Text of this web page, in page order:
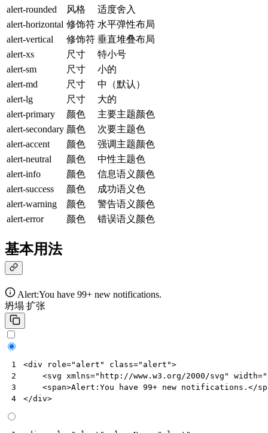
alert-rounded
风格
适度舍入
alert-horizontal 修饰符 水平弹性布局
alert-vertical
修饰符 垂直堆叠布局
alert-xs
尺寸
特小号
alert-sm
尺寸
小的
alert-md
尺寸
中（默认）
alert-lg
尺寸
大的
alert-primary
颜色
主要主题颜色
alert-secondary 颜色
次要主题色
alert-accent
颜色
强调主题颜色
alert-neutral
颜色
中性主题色
alert-info
颜色
信息语义颜色
alert-success
颜色
成功语义色
alert-warning
颜色
警告语义颜色
alert-error
颜色 错误语义颜色
基本用法
Alert:You have 99+ new notifications.
坍塌 扩张
1
2
3
4
<div role="alert" class="alert">
<svg xmlns="http://www.w3.org/2000/svg" width=
<span>Alert:You have 99+ new notifications. </
</div>